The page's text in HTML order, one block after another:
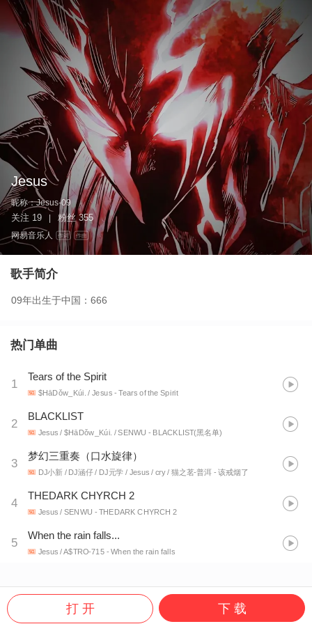
Jesus
昵称：Jesus-09
关注 19 粉丝 355
网易音乐人 作词 作曲
歌手简介
09年出生于中国：666
热门单曲
1
Tears of the Spirit
$HāDǒw_Kúi. / Jesus - Tears of the Spirit
2
BLACKLIST
Jesus / $HāDǒw_Kúi. / SENWU - BLACKLIST(黑名单)
3
梦幻三重奏（口水旋律）
DJ小新 / DJ涵仔 / DJ元学 / Jesus / cry / 猫之茗-普洱- 该戒烟了
4
THEDARK CHYRCH 2
Jesus / SENWU - THEDARK CHYRCH 2
5
When the rain falls...
Jesus / A$TRO-715 - When the rain falls
打 开 下 载